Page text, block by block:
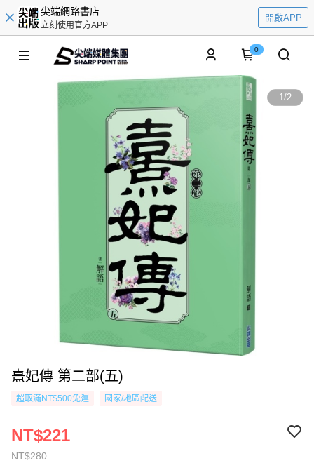
尖端網路書店
立刻使用官方APP
開啟APP
0
1/2
熹妃傳 第二部(五)
超取滿NT$500免運 國家/地區配送
NT$280
NT$221